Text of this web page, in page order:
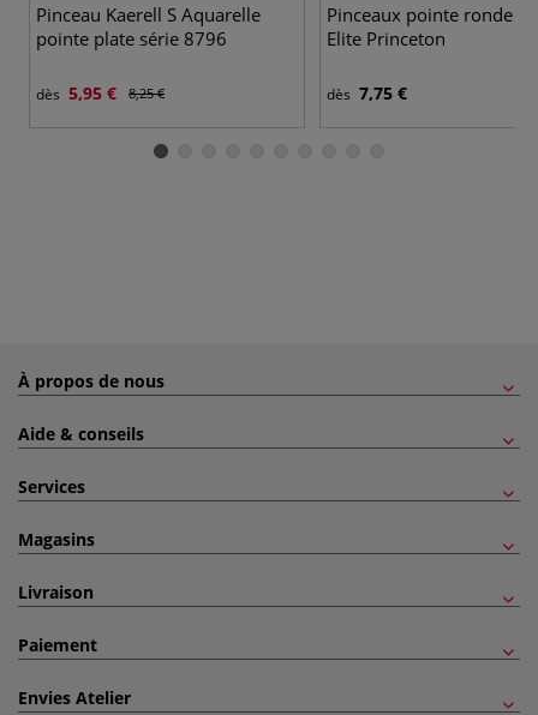
Pinceau Kaerell S Aquarelle
pointe plate série 8796
dès 5,95 € 8,25 €
Pinceaux pointe ronde
Elite Princeton
dès 7,75 €
À propos de nous
Aide & conseils
Services
Magasins
Livraison
Paiement
Envies Atelier